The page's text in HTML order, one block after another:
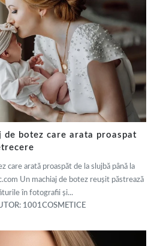
de botez care arata proaspat
care arată proaspăt de la slujbă până la
Un machiaj de botez reușit păstrează
în fotografii și...
1001COSMETICE